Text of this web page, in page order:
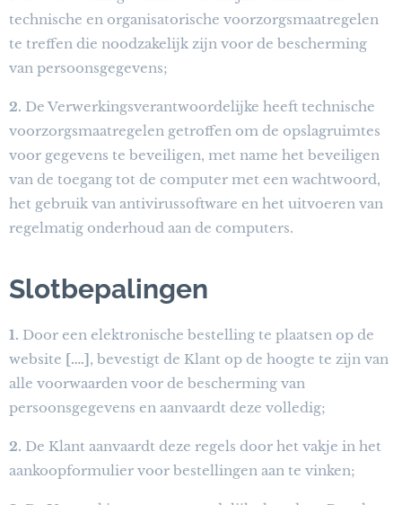
technische en organisatorische voorzorgsmaatregelen
te treffen die noodzakelijk zijn voor de bescherming
van persoonsgegevens;
2. De Verwerkingsverantwoordelijke heeft technische
voorzorgsmaatregelen getroffen om de opslagruimtes
voor gegevens te beveiligen, met name het beveiligen
van de toegang tot de computer met een wachtwoord,
het gebruik van antivirussoftware en het uitvoeren van
regelmatig onderhoud aan de computers.
Slotbepalingen
1. Door een elektronische bestelling te plaatsen op de
website [….], bevestigt de Klant op de hoogte te zijn van
alle voorwaarden voor de bescherming van
persoonsgegevens en aanvaardt deze volledig;
2. De Klant aanvaardt deze regels door het vakje in het
aankoopformulier voor bestellingen aan te vinken;